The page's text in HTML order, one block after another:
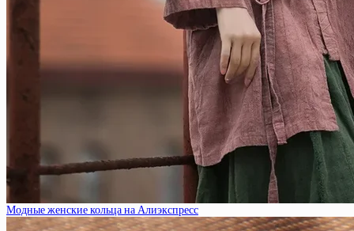
Модные женские кольца на Алиэкспресс